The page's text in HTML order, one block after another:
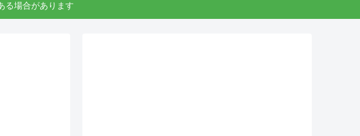
る場合があります